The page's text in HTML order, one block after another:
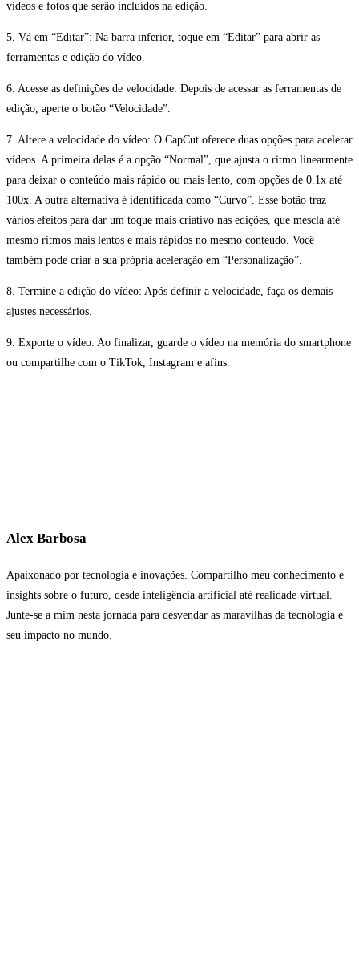
vídeos e fotos que serão incluídos na edição.
5. Vá em “Editar”: Na barra inferior, toque em “Editar” para abrir as
ferramentas e edição do vídeo.
6. Acesse as definições de velocidade: Depois de acessar as ferramentas de
edição, aperte o botão “Velocidade”.
7. Altere a velocidade do vídeo: O CapCut oferece duas opções para acelerar
vídeos. A primeira delas é a opção “Normal”, que ajusta o ritmo linearmente
para deixar o conteúdo mais rápido ou mais lento, com opções de 0.1x até
100x. A outra alternativa é identificada como “Curvo”. Esse botão traz
vários efeitos para dar um toque mais criativo nas edições, que mescla até
mesmo ritmos mais lentos e mais rápidos no mesmo conteúdo. Você
também pode criar a sua própria aceleração em “Personalização”.
8. Termine a edição do vídeo: Após definir a velocidade, faça os demais
ajustes necessários.
9. Exporte o vídeo: Ao finalizar, guarde o vídeo na memória do smartphone
ou compartilhe com o TikTok, Instagram e afins.
Alex Barbosa
Apaixonado por tecnologia e inovações. Compartilho meu conhecimento e
insights sobre o futuro, desde inteligência artificial até realidade virtual.
Junte-se a mim nesta jornada para desvendar as maravilhas da tecnologia e
seu impacto no mundo.